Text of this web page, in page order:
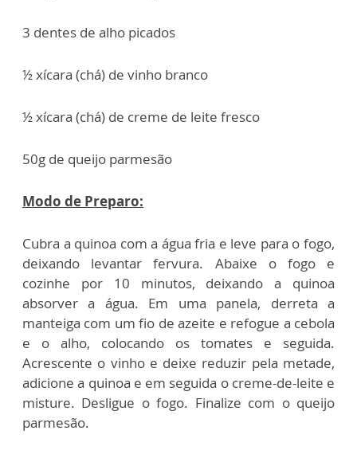
3 dentes de alho picados
½ xícara (chá) de vinho branco
½ xícara (chá) de creme de leite fresco
50g de queijo parmesão
Modo de Preparo:
Cubra a quinoa com a água fria e leve para o fogo,
deixando levantar fervura. Abaixe o fogo e
cozinhe por 10 minutos, deixando a quinoa
absorver a água. Em uma panela, derreta a
manteiga com um fio de azeite e refogue a cebola
e o alho, colocando os tomates e seguida.
Acrescente o vinho e deixe reduzir pela metade,
adicione a quinoa e em seguida o creme-de-leite e
misture. Desligue o fogo. Finalize com o queijo
parmesão.